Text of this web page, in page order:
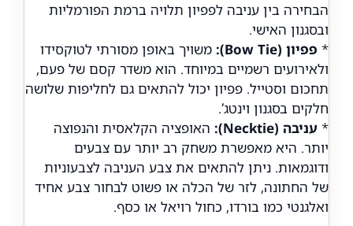
הבחירה בין עניבה לפפיון תלויה ברמת הפורמליות
ובסגנון האישי.
* פפיון (Bow Tie):
משויך באופן מסורתי לטוקסידו
ולאירועים רשמיים במיוחד. הוא משדר קסם של פעם,
תחכום וסטייל. פפיון יכול להתאים גם לחליפות שלושה
חלקים בסגנון וינטג’.
* עניבה (Necktie):
האופציה הקלאסית והנפוצה
יותר. היא מאפשרת משחק רב יותר עם צבעים
ודוגמאות. ניתן להתאים את צבע העניבה לצבעוניות
של החתונה, לזר של הכלה או פשוט לבחור צבע אחיד
ואלגנטי כמו בורדו, כחול רויאל או כסף.